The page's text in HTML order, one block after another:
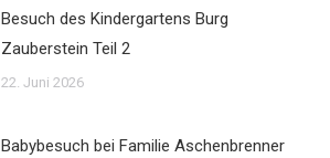
Besuch des Kindergartens Burg
Zauberstein Teil 2
22. Juni 2026
Babybesuch bei Familie Aschenbrenner